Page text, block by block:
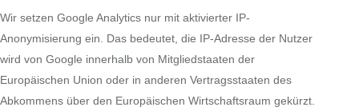
Wir setzen Google Analytics nur mit aktivierter IP-
Anonymisierung ein. Das bedeutet, die IP-Adresse der Nutzer
wird von Google innerhalb von Mitgliedstaaten der
Europäischen Union oder in anderen Vertragsstaaten des
Abkommens über den Europäischen Wirtschaftsraum gekürzt.